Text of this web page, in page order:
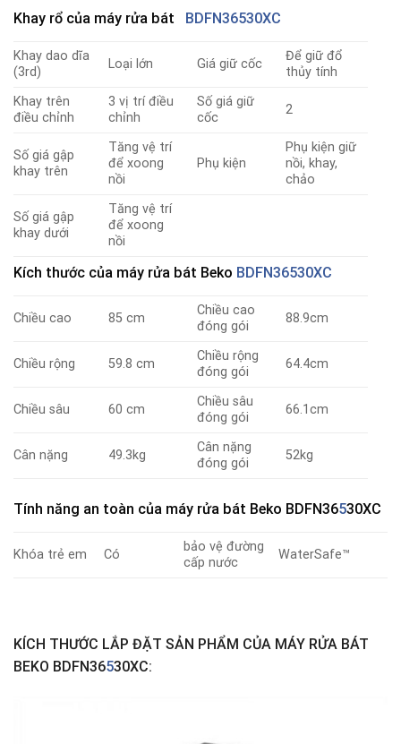
Khay rổ của máy rửa bát BDFN36530XC
Khay dao dĩa
(3rd)
Loại lớn Giá giữ cốc
Để giữ đổ
thủy tính
Khay trên
điều chỉnh
3 vị trí điều
chỉnh
Số giá giữ
cốc
2
Số giá gập
khay trên
Tăng vệ trí
để xoong
nồi
Phụ kiện
Phụ kiện giữ
nồi, khay,
chảo
Số giá gập
khay dưới
Tăng vệ trí
để xoong
nồi
Kích thước của máy rửa bát Beko BDFN36530XC
Chiều cao 85 cm
Chiều cao
đóng gói
88.9cm
Chiều rộng 59.8 cm
Chiều rộng
đóng gói
64.4cm
Chiều sâu 60 cm
Chiều sâu
đóng gói
66.1cm
Cân nặng 49.3kg
Cân nặng
đóng gói
52kg
Tính năng an toàn của máy rửa bát Beko BDFN36530XC
Khóa trẻ em Có
bảo vệ đường
cấp nước
WaterSafe™
KÍCH THƯỚC LẮP ĐẶT SẢN PHẨM CỦA MÁY RỬA BÁT
BEKO BDFN36530XC: